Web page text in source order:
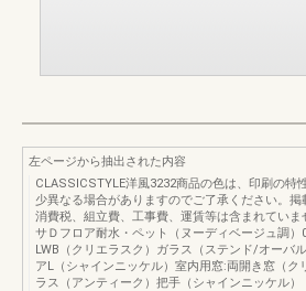
左ページから抽出された内容
CLASSICSTYLE洋風3232商品の色は、印刷の特
少異なる場合がありますのでご了承ください。掲
消費税、組立費、工事費、運賃等は含まれていま
サＤフロア耐水・ペット（ヌーディベージュ調）
LWB（クリエラスク）ガラス（ステンド/オーバ
アL（シャインニッケル）室内用窓:両開き窓（ク
ラス（アンティーク）把手（シャインニッケル）